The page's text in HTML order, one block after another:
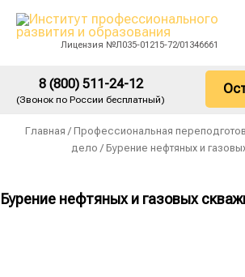
Перейти
содержимому
Лицензия №Л035-01215-72/01346661
8 (800) 511-24-12
(Звонок по России бесплатный)
Главная / Профессиональная
дело / Бурение нефтяных и
Бурение нефтяных и газовых